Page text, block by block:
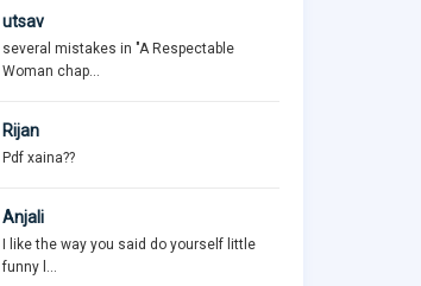
utsav
several mistakes in "A Respectable
Woman chap...
Rijan
Pdf xaina??
Anjali
I like the way you said do yourself little
funny l...